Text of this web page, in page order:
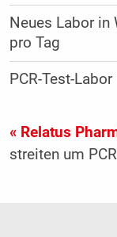
Neues Labor in
pro Tag
PCR-Test-
« Relatus
streiten um